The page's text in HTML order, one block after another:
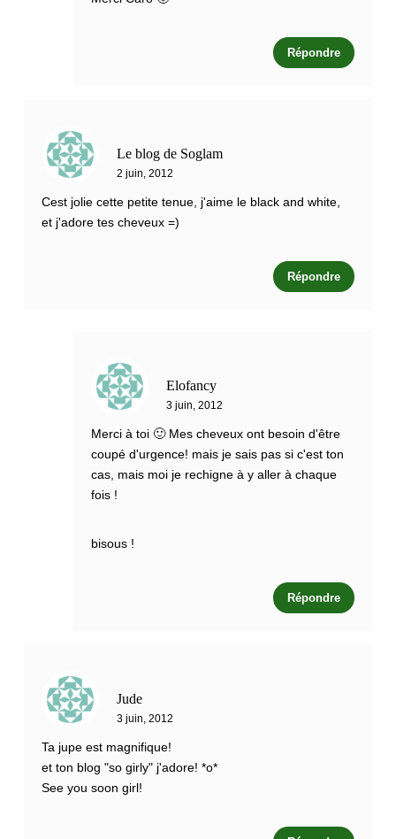
Répondre
Le blog de Soglam
2 juin, 2012
Cest jolie cette petite tenue, j'aime le black and white,
et j'adore tes cheveux =)
Répondre
Elofancy
3 juin, 2012
Merci à toi 🙂 Mes cheveux ont besoin d'être
coupé d'urgence! mais je sais pas si c'est ton
cas, mais moi je rechigne à y aller à chaque
fois !
bisous !
Répondre
Jude
3 juin, 2012
Ta jupe est magnifique!
et ton blog "so girly" j'adore! *o*
See you soon girl!